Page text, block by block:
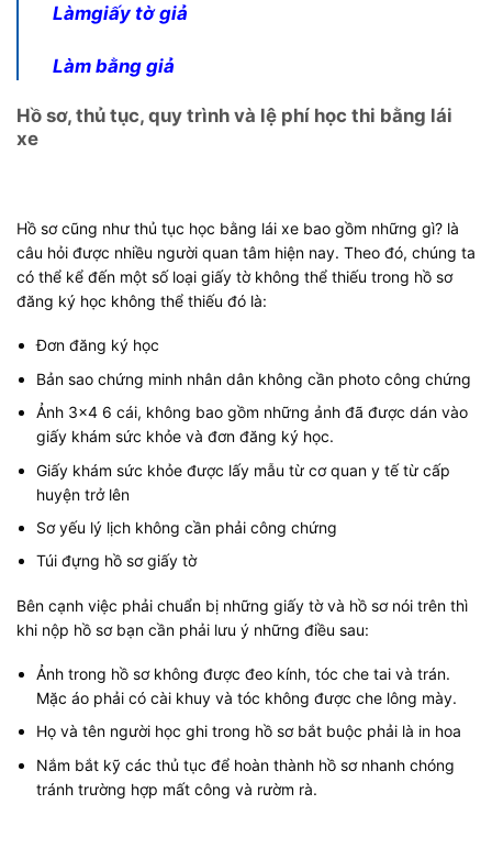
Làmgiấy tờ giả
Làm bằng giả
Hồ sơ, thủ tục, quy trình và lệ phí học thi bằng lái
xe
Hồ sơ cũng như thủ tục học bằng lái xe bao gồm những gì? là
câu hỏi được nhiều người quan tâm hiện nay. Theo đó, chúng ta
có thể kể đến một số loại giấy tờ không thể thiếu trong hồ sơ
đăng ký học không thể thiếu đó là:
Đơn đăng ký học
Bản sao chứng minh nhân dân không cần photo công chứng
Ảnh 3×4 6 cái, không bao gồm những ảnh đã được dán vào
giấy khám sức khỏe và đơn đăng ký học.
Giấy khám sức khỏe được lấy mẫu từ cơ quan y tế từ cấp
huyện trở lên
Sơ yếu lý lịch không cần phải công chứng
Túi đựng hồ sơ giấy tờ
Bên cạnh việc phải chuẩn bị những giấy tờ và hồ sơ nói trên thì
khi nộp hồ sơ bạn cần phải lưu ý những điều sau:
Ảnh trong hồ sơ không được đeo kính, tóc che tai và trán.
Mặc áo phải có cài khuy và tóc không được che lông mày.
Họ và tên người học ghi trong hồ sơ bắt buộc phải là in hoa
Nắm bắt kỹ các thủ tục để hoàn thành hồ sơ nhanh chóng
tránh trường hợp mất công và rườm rà.